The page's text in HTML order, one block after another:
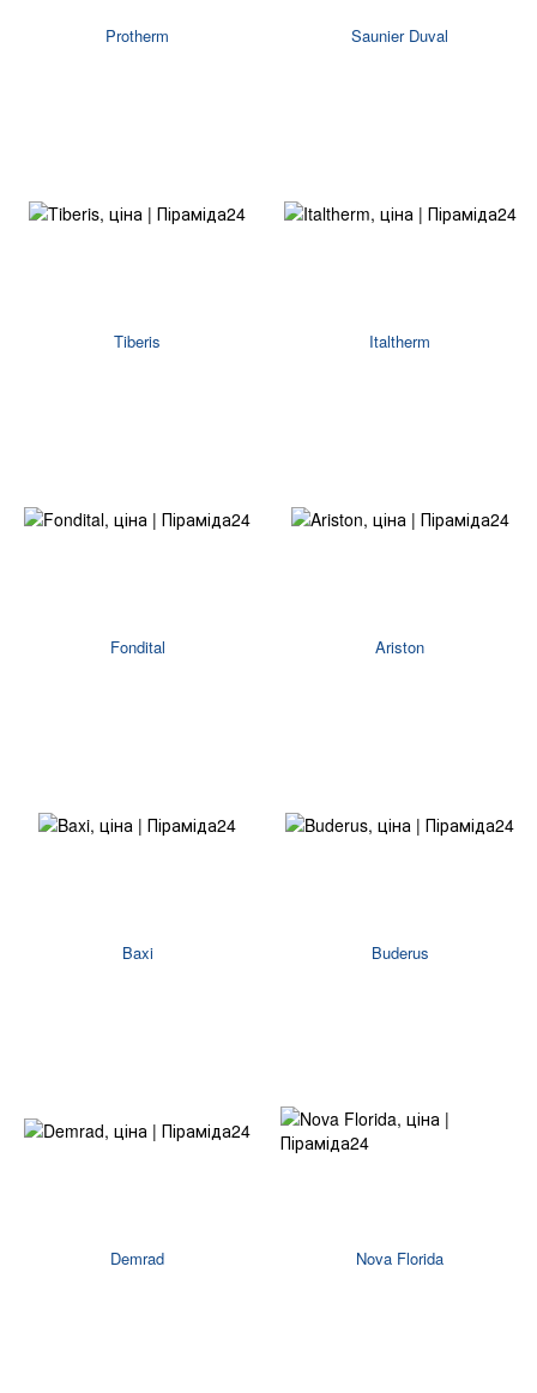
Protherm Saunier Duval
Tiberis Italtherm
Fondital Ariston
Baxi Buderus
Demrad Nova Florida